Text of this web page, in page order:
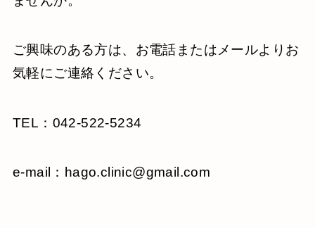
ご興味のある方は、お電話またはメールよりお
気軽にご連絡ください。
TEL：042-522-5234
e-mail：hago.clinic@gmail.com